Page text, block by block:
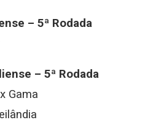
– 5ª Rodada
– 5ª Rodada
Gama